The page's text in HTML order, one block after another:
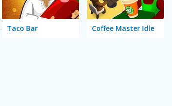
Taco Bar Coffee Master Idle